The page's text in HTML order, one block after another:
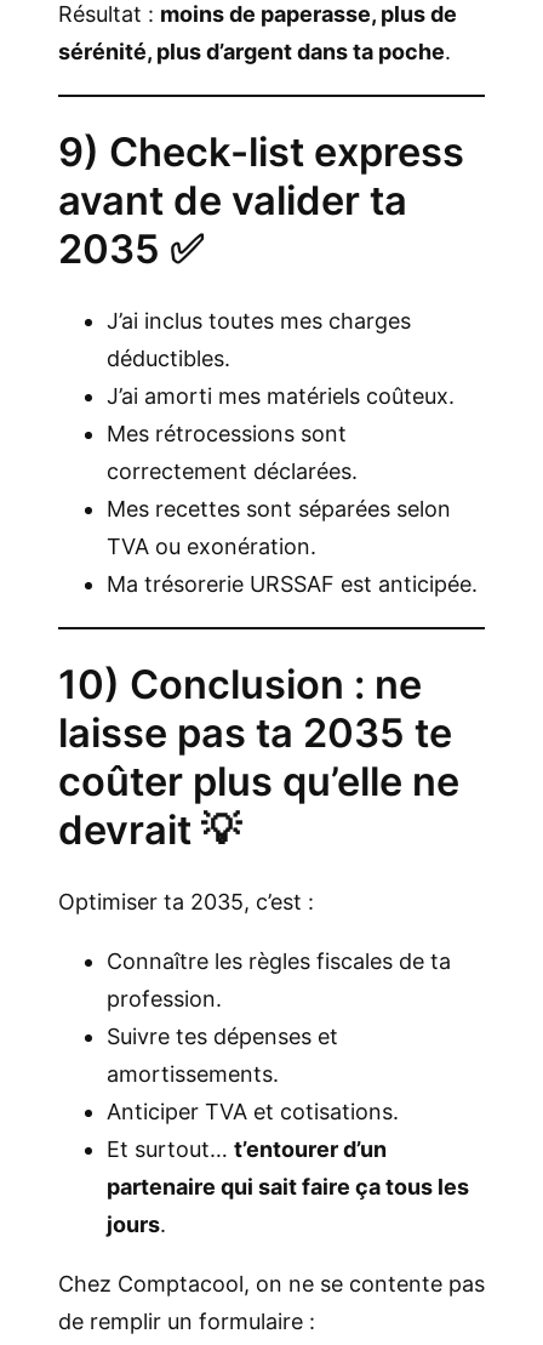
Résultat : moins de paperasse, plus de
sérénité, plus d’argent dans ta poche.
9) Check-list express
avant de valider ta
2035 ✅
J’ai inclus toutes mes charges
déductibles.
J’ai amorti mes matériels coûteux.
Mes rétrocessions sont
correctement déclarées.
Mes recettes sont séparées selon
TVA ou exonération.
Ma trésorerie URSSAF est anticipée.
10) Conclusion : ne
laisse pas ta 2035 te
coûter plus qu’elle ne
devrait 💡
Optimiser ta 2035, c’est :
Connaître les règles fiscales de ta
profession.
Suivre tes dépenses et
amortissements.
Anticiper TVA et cotisations.
Et surtout… t’entourer d’un
partenaire qui sait faire ça tous les
jours.
Chez Comptacool, on ne se contente pas
de remplir un formulaire :